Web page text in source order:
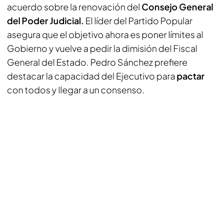
acuerdo sobre la renovación del Consejo General
del Poder Judicial. El líder del Partido Popular
asegura que el objetivo ahora es poner límites al
Gobierno y vuelve a pedir la dimisión del Fiscal
General del Estado. Pedro Sánchez prefiere
destacar la capacidad del Ejecutivo para pactar
con todos y llegar a un consenso.